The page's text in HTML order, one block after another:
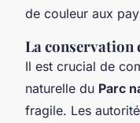
de couleur aux
La conservation
Il est crucial de
naturelle du Parc
fragile. Les